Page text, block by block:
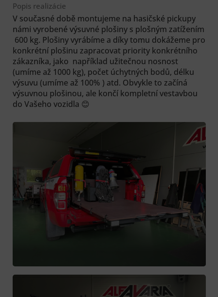
Popis realizácie
V současné době montujeme na hasičské pickupy
námi vyrobené výsuvné plošiny s plošným zatížením
600 kg. Plošiny vyrábíme a díky tomu dokážeme pro
konkrétní plošinu zapracovat priority konkrétního
zákazníka, jako například užitečnou nosnost
(umíme až 1000 kg), počet úchytných bodů, délku
výsuvu (umíme až 100% ) atd. Obvykle to začíná
výsuvnou plošinou, ale končí kompletní vestavbou
do Vašeho vozidla 😊